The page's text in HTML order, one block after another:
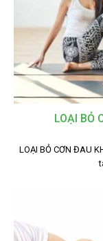
LOẠI BỎ
LOẠI BỎ CƠN ĐAU